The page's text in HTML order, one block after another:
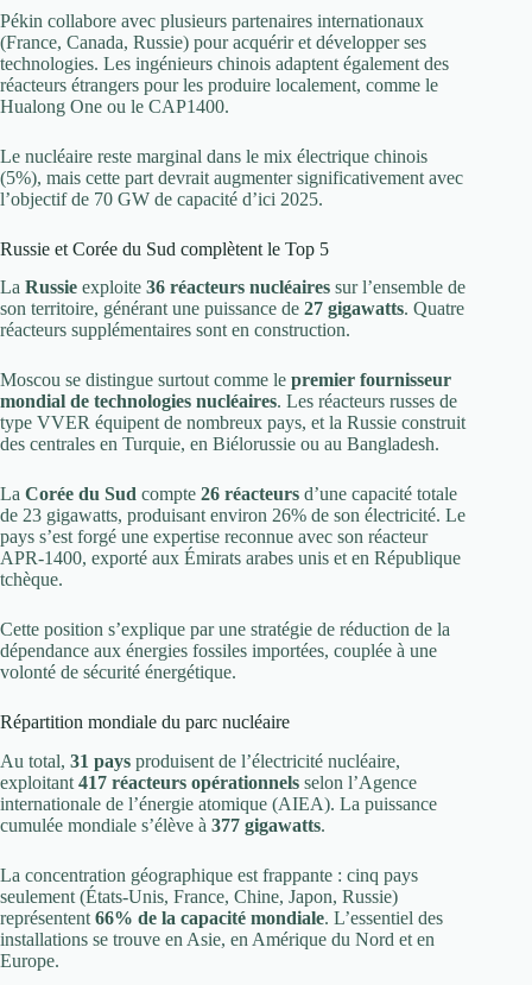
Pékin collabore avec plusieurs partenaires internationaux
(France, Canada, Russie) pour acquérir et développer ses
technologies. Les ingénieurs chinois adaptent également des
réacteurs étrangers pour les produire localement, comme le
Hualong One ou le CAP1400.
Le nucléaire reste marginal dans le mix électrique chinois
(5%), mais cette part devrait augmenter significativement avec
l’objectif de 70 GW de capacité d’ici 2025.
Russie et Corée du Sud complètent le Top 5
La Russie exploite 36 réacteurs nucléaires sur l’ensemble de
son territoire, générant une puissance de 27 gigawatts. Quatre
réacteurs supplémentaires sont en construction.
Moscou se distingue surtout comme le premier fournisseur
mondial de technologies nucléaires. Les réacteurs russes de
type VVER équipent de nombreux pays, et la Russie construit
des centrales en Turquie, en Biélorussie ou au Bangladesh.
La Corée du Sud compte 26 réacteurs d’une capacité totale
de 23 gigawatts, produisant environ 26% de son électricité. Le
pays s’est forgé une expertise reconnue avec son réacteur
APR-1400, exporté aux Émirats arabes unis et en République
tchèque.
Cette position s’explique par une stratégie de réduction de la
dépendance aux énergies fossiles importées, couplée à une
volonté de sécurité énergétique.
Répartition mondiale du parc nucléaire
Au total, 31 pays produisent de l’électricité nucléaire,
exploitant 417 réacteurs opérationnels selon l’Agence
internationale de l’énergie atomique (AIEA). La puissance
cumulée mondiale s’élève à 377 gigawatts.
La concentration géographique est frappante : cinq pays
seulement (États-Unis, France, Chine, Japon, Russie)
représentent 66% de la capacité mondiale. L’essentiel des
installations se trouve en Asie, en Amérique du Nord et en
Europe.